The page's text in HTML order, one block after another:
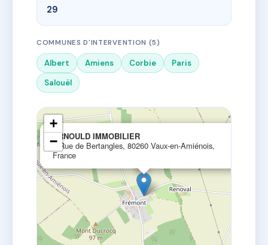
29
COMMUNES D'INTERVENTION (5)
Albert Amiens Corbie
Paris
Salouël
ARNOULD IMMOBILIER
7 Rue de Bertangles, 80260 Vaux-en-Amiénois,
France
+
−